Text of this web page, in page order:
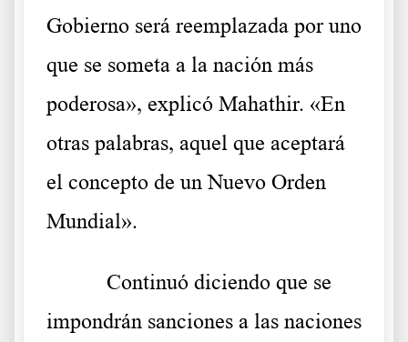
Gobierno será reemplazada por uno
que se someta a la nación más
poderosa», explicó Mahathir. «En
otras palabras, aquel que aceptará
el concepto de un Nuevo Orden
Mundial».
Continuó diciendo que se
impondrán sanciones a las naciones